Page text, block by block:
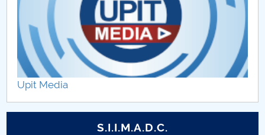
Upit Media
S.I.I.M.A.D.C.